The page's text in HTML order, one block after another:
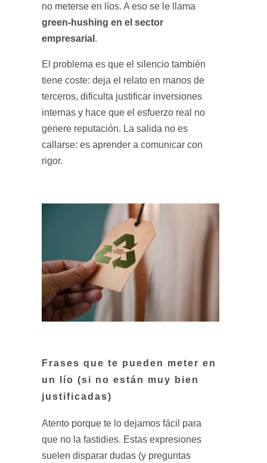
no meterse en líos. A eso se le llama
green-hushing en el sector
empresarial.
El problema es que el silencio también
tiene coste: deja el relato en manos de
terceros, dificulta justificar inversiones
internas y hace que el esfuerzo real no
genere reputación. La salida no es
callarse: es aprender a comunicar con
rigor.
Frases que te pueden meter en
un lío (si no están muy bien
justificadas)
Atento porque te lo dejamos fácil para
que no la fastidies. Estas expresiones
suelen disparar dudas (y preguntas